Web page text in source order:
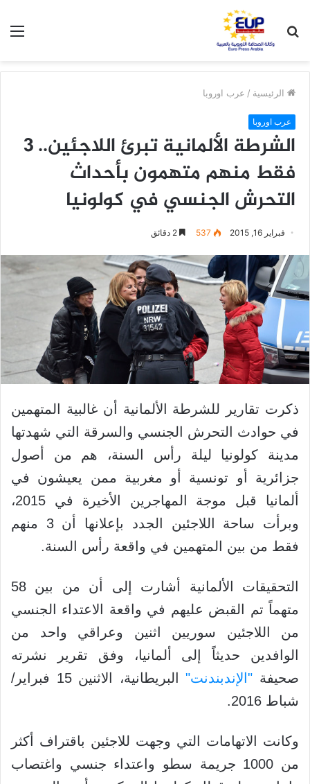
عن
الرئيسية / عرب اوروبا
عرب اوروبا
الشرطة الألمانية تبرئ اللاجئين.. 3
فقط منهم متهمون بأحداث
التحرش الجنسي في كولونيا
فبراير 16, 2015 537
ذكرت تقارير للشرطة الألمانية أن غالبية المتهمين
في حوادث التحرش الجنسي والسرقة التي شهدتها
مدينة كولونيا ليلة رأس السنة، هم من أصول
جزائرية أو تونسية أو مغربية ممن يعيشون في
ألمانيا قبل موجة المهاجرين الأخيرة في 2015،
وبرأت ساحة اللاجئين الجدد بإعلانها أن 3 منهم
فقط من بين المتهمين في واقعة رأس السنة.
التحقيقات الألمانية أشارت إلى أن من بين 58
متهماً تم القبض عليهم في واقعة الاعتداء الجنسي
من اللاجئين سوريين اثنين وعراقي واحد من
الوافدين حديثاً إلى ألمانيا، وفق تقرير نشرته
صحيفة "الإندبندنت"
البريطانية، الاثنين 15 فبراير/
شباط 2016.
وكانت الاتهامات التي وجهت للاجئين باقتراف أكثر
من 1000 جريمة سطو واعتداء جنسي واغتصاب